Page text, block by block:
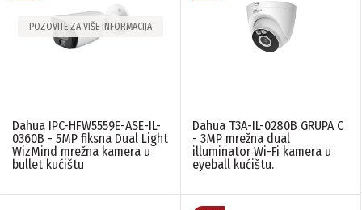
POZOVITE ZA VIŠE INFORMACIJA
Dahua IPC-HFW5559E-ASE-IL-
0360B - 5MP fiksna Dual Light
WizMind mrežna kamera u
bullet kućištu
Dahua T3A-IL-0280B GRUPA C
- 3MP mrežna dual
illuminator Wi-Fi kamera u
eyeball kućištu.